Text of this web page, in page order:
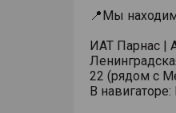
📍Мы
ИАТ Парнас |
22 (рядом с
В